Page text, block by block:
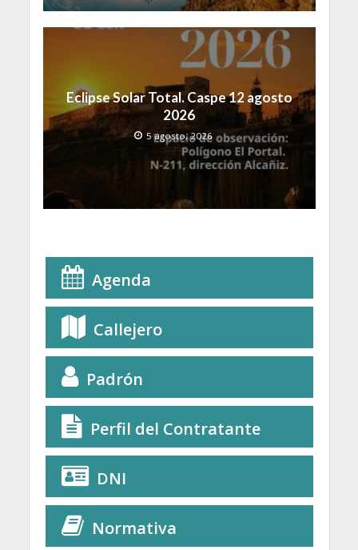
Eclipse Solar Total. Caspe 12 agosto
2026
5 agosto, 2026
Agenda
Callejero
Padrón
Perfil del Contratante
DNI
Normativa